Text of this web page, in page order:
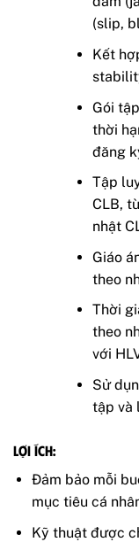
(slip,
Kết
Gói
thời
đăng
Tập
CLB,
nhật
Giáo
theo
Thời
theo
với
Sử
tập và
Lợi ích:
Đảm bảo mỗi
mục tiêu cá
Kỹ thuật được